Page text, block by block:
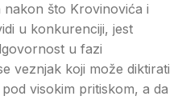
što Krovinovića i
u konkurenciji, jest
u fazi
veznjak koji može diktirati
visokim pritiskom, a da